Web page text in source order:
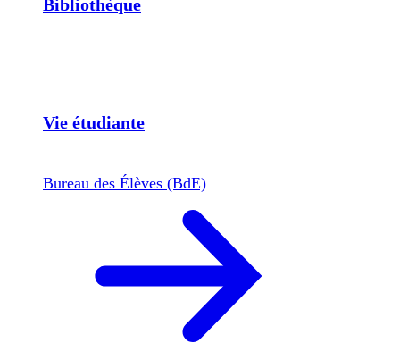
Bibliothèque
Vie étudiante
Bureau des Élèves (BdE)